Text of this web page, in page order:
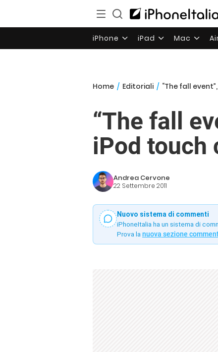
iPhone iPad Mac
Home / Editoriali / “The fall
“The fall
iPod touch
Andrea Cervone
22 Settembre 2011
Nuovo sistema di commenti
iPhoneItalia ha un sistema di
Prova la nuova sezione